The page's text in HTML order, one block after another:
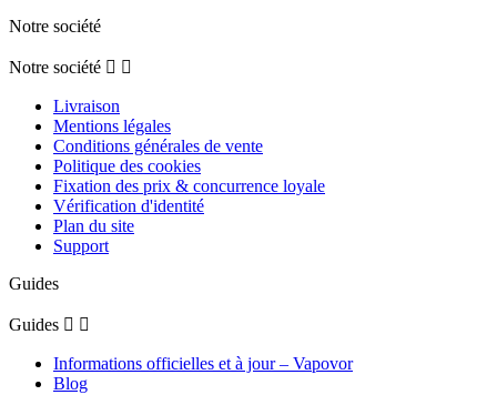
Notre société
Notre société  
Livraison
Mentions légales
Conditions générales de vente
Politique des cookies
Fixation des prix & concurrence loyale
Vérification d'identité
Plan du site
Support
Guides
Guides  
Informations officielles et à jour – Vapovor
Blog